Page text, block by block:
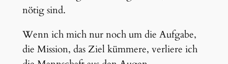
nötig sind.
Wenn ich mich nur noch um die Aufgabe,
die Mission, das Ziel kümmere, verliere ich